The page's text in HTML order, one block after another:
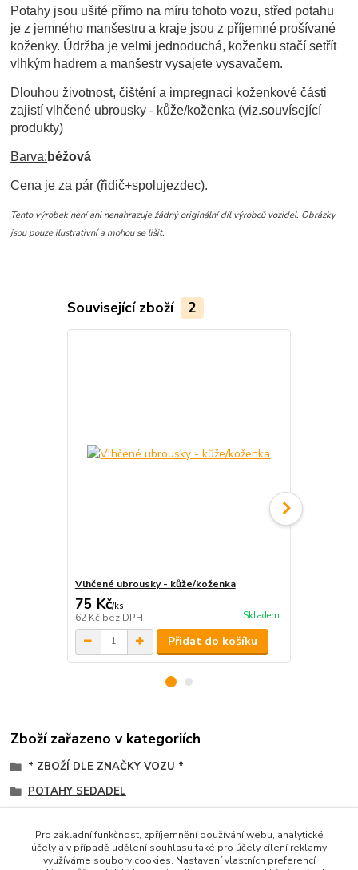
Potahy jsou ušité přímo na míru tohoto vozu, střed potahu
je z jemného manšestru a kraje jsou z příjemné prošívané
koženky. Údržba je velmi jednoduchá, koženku stačí setřít
vlhkým hadrem a manšestr vysajete vysavačem.
Dlouhou životnost, čištění a impregnaci koženkové části
zajistí vlhčené ubrousky - kůže/koženka (viz.souvísející
produkty)
Barva: béžová
Cena je za pár (řidič+spolujezdec).
Tento výrobek není ani nenahrazuje žádný originální díl výrobců vozidel. Obrázky
jsou pouze ilustrativní a mohou se lišit.
Související zboží 2
Vlhčené ubrousky - kůže/koženka
75 Kč/ks
62 Kč bez DPH Skladem
Přidat do košíku
Zboží zařazeno v kategoriích
* ZBOŽÍ DLE ZNAČKY VOZU *
POTAHY SEDADEL
KOŽENKOVÉ
Pro základní funkčnost, zpříjemnění používání webu, analytické
účely a v případě udělení souhlasu také pro účely cílení reklamy
využíváme soubory cookies. Nastavení vlastních preferencí